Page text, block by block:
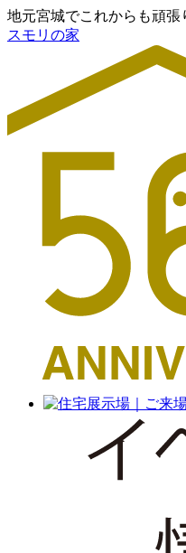
地元宮城でこれからも頑張
スモリの家